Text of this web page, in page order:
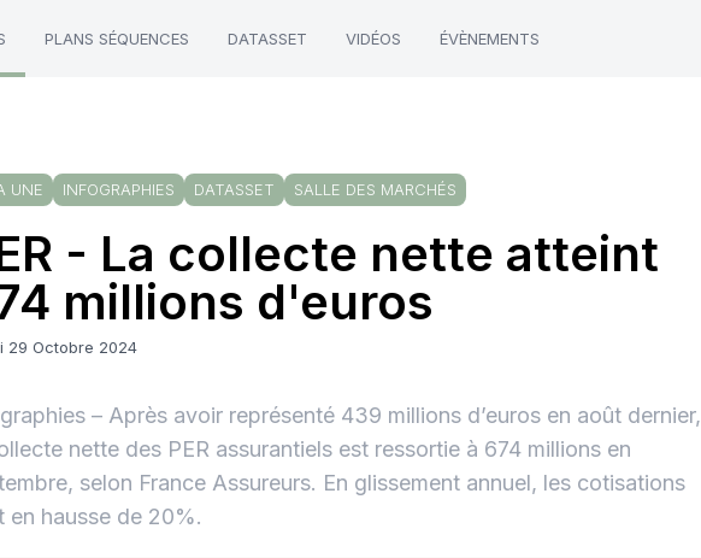
PLANS SÉQUENCES DATASSET VIDÉOS ÉVÈNEMENTS
UNE INFOGRAPHIES DATASSET SALLE DES MARCHÉS
- La collecte nette atteint
millions d'euros
29 Octobre 2024
– Après avoir représenté 439 millions d’euros en août dernier,
nette des PER assurantiels est ressortie à 674 millions en
selon France Assureurs. En glissement annuel, les cotisations
en hausse de 20%.